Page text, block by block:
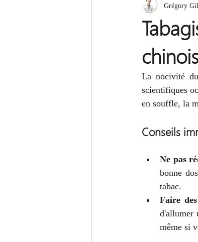
Grégory
La nocivité
scientifiques
en souffle, la
Conseils
Ne pas
bonne
tabac.
Faire
d'allumer
même si